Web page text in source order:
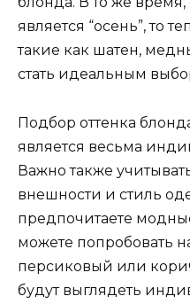
является “осень”, то
такие как шатен,
стать идеальным
Подбор оттенка
является весьма
Важно также
внешности и стиль
предпочитаете
можете попробовать
персиковый или
будут выглядеть